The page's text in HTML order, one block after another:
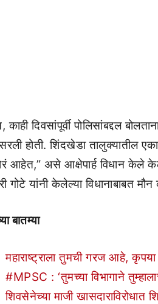
काही दिवसांपूर्वी पोलिसांबद्दल
होती. शिंदखेडा तालुक्यातील
आहेत,” असे आक्षेपार्ह विधान केले केले
गोटे यांनी केलेल्या
बातम्या
महाराष्ट्राला तुमची गरज आहे, कृपया
#MPSC : ‘तुमच्या विभागाने
शिवसेनेच्या माजी खासदाराविरोधात